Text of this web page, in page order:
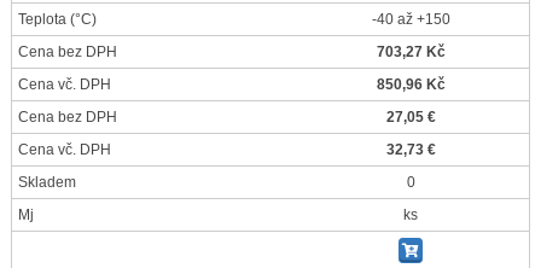
Teplota (°C)
-40 až +150
Cena bez DPH
703,27 Kč
Cena vč. DPH
850,96 Kč
Cena bez DPH
27,05 €
Cena vč. DPH
32,73 €
Skladem
0
Mj
ks